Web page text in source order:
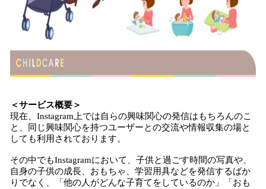
＜サービス概要＞
現在、Instagram上では自らの興味関心の発信はもちろんのこ
と、同じ興味関心を持つユーザーとの交流や情報収集の場と
しても利用されております。
その中でもInstagramにおいて、子供と過ごす時間の写真や、
自身の子供の成長、おもちゃ、学習用具などを発信するばか
りでなく、「他の人がどんな子育てをしているのか」「おも